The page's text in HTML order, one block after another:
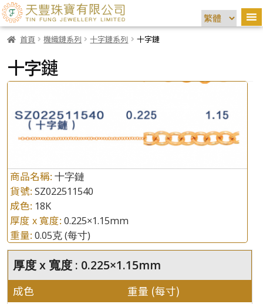
首頁 機織鏈系列 十字鏈系列 十字鏈
十字鏈
商品名稱: 十字鏈
貨號: SZ022511540
成色: 18K
厚度 x 寬度: 0.225×1.15mm
重量: 0.05克(每寸)
厚度 x 寬度 : 0.225×1.15mm
成色 重量 (每寸)